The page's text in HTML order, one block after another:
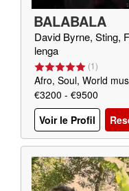
BALABALA
David Byrne, Sting,
lenga
(1)
Afro, Soul, World
€3200 - €9500
Voir le Profil